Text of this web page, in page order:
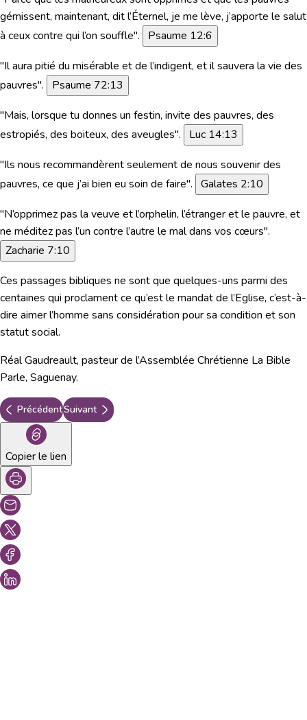
gémissent, maintenant, dit l’Éternel, je me lève, j’apporte le salut
à ceux contre qui l’on souffle".
Psaume 12:6
"Il aura pitié du misérable et de l’indigent, et il sauvera la vie des
pauvres".
Psaume 72:13
"Mais, lorsque tu donnes un festin, invite des pauvres, des
estropiés, des boiteux, des aveugles".
Luc 14:13
"Ils nous recommandèrent seulement de nous souvenir des
pauvres, ce que j’ai bien eu soin de faire". Galates 2:10
"N’opprimez pas la veuve et l’orphelin, l’étranger et le pauvre, et
ne méditez pas l’un contre l’autre le mal dans vos cœurs".
Zacharie 7:10
Ces passages bibliques ne sont que quelques-uns parmi des
centaines qui proclament ce qu’est le mandat de l’Eglise, c’est-à-
dire aimer l’homme sans considération pour sa condition et son
statut social.
Réal Gaudreault, pasteur de l’Assemblée Chrétienne La Bible
Parle, Saguenay.
PrécédentSuivant
Copier le lien